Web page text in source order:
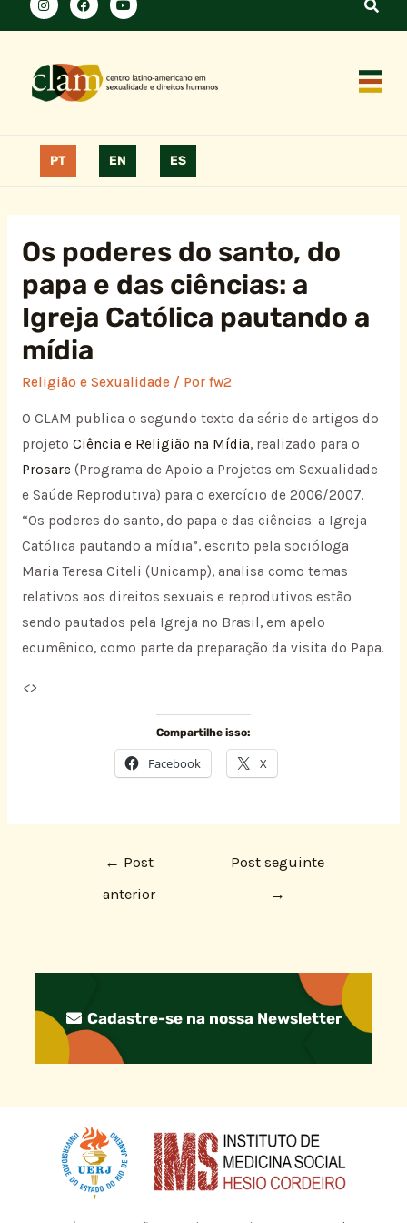
PT EN ES
Os poderes do santo, do
papa e das ciências: a
Igreja Católica pautando a
mídia
Religião e Sexualidade/ Por fw2
O CLAM publica o segundo texto da série de artigos do
projeto Ciência e Religião na Mídia, realizado para o
Prosare(Programa de Apoio a Projetos em Sexualidade
e Saúde Reprodutiva) para o exercício de 2006/2007.
“Os poderes do santo, do papa e das ciências: a Igreja
Católica pautando a mídia”, escrito pela socióloga
Maria Teresa Citeli (Unicamp), analisa como temas
relativos aos direitos sexuais e reprodutivos estão
sendo pautados pela Igreja no Brasil, em apelo
ecumênico, como parte da preparação da visita do Papa.
<>
Compartilhe isso:
Facebook X
← Post
anterior
Post seguinte
→
Cadastre-se na nossa Newsletter